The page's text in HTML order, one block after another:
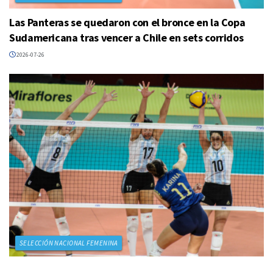
Las Panteras se quedaron con el bronce en la Copa
Sudamericana tras vencer a Chile en sets corridos
2026-07-26
SELECCIÓN NACIONAL FEMENINA